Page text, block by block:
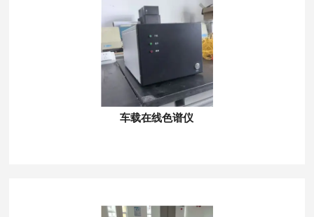
车载在线色谱仪